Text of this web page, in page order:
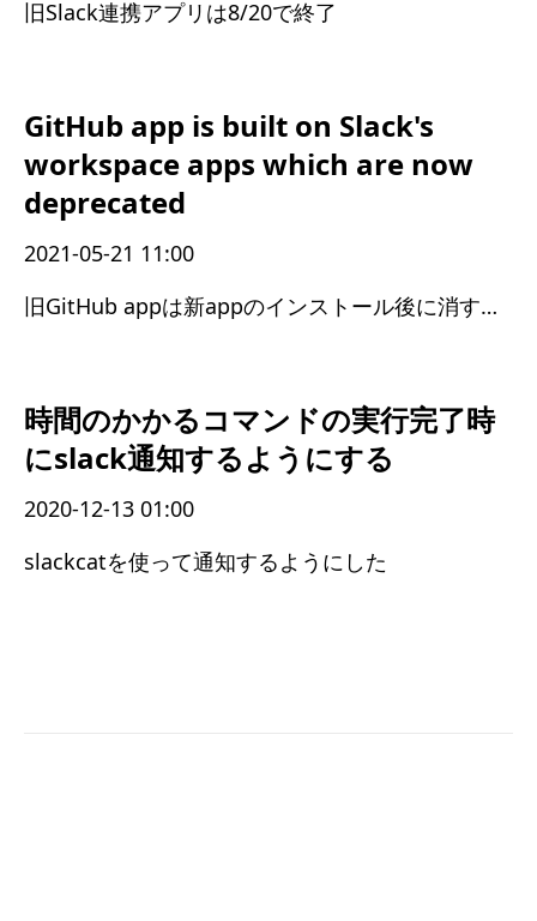
旧Slack連携アプリは8/20で終了
GitHub app is built on Slack's
workspace apps which are now
deprecated
2021-05-21 11:00
旧GitHub appは新appのインストール後に消すべきだった
時間のかかるコマンドの実行完了時
にslack通知するようにする
2020-12-13 01:00
slackcatを使って通知するようにした